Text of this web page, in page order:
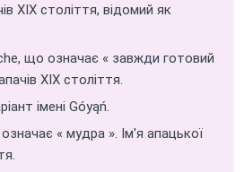
XIX століття, відомий як
що означає « завжди готовий
XIX століття.
імені Góyąń.
« мудра ». Ім'я апацької